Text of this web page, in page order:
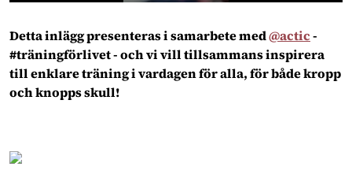
of
41
seconds
Detta inlägg presenteras i samarbete med @actic -
#träningförlivet - och vi vill tillsammans inspirera
till enklare träning i vardagen för alla, för både kropp
och knopps skull!